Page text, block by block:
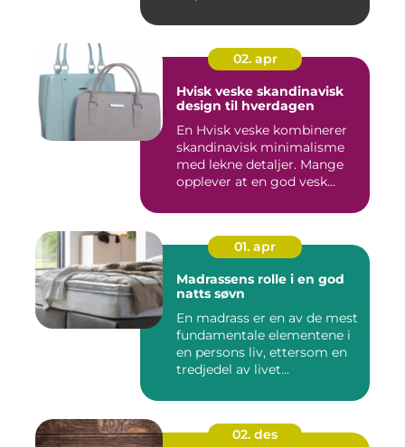
02. apr
Hvisk veske skandinavisk
design til hverdagen
En Hvisk veske kombinerer
skandinavisk minimalisme
med lekne detaljer. Mange
opplever at en god vesk...
01. apr
Madrassens rolle i en god
natts søvn
En madrass er en av de mest
fundamentale elementene i
en persons liv, ettersom en
tredjedel av livet...
02. des